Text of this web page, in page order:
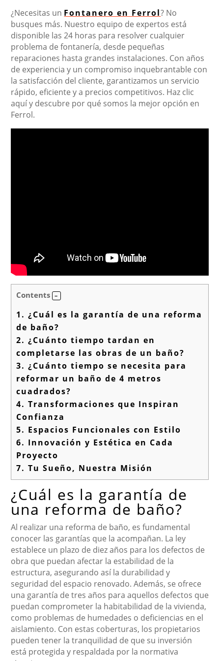
¿Necesitas un Fontanero en Ferrol? No
busques más. Nuestro equipo de expertos está
disponible las 24 horas para resolver cualquier
problema de fontanería, desde pequeñas
reparaciones hasta grandes instalaciones. Con años
de experiencia y un compromiso inquebrantable con
la satisfacción del cliente, garantizamos un servicio
rápido, eficiente y a precios competitivos. Haz clic
aquí y descubre por qué somos la mejor opción en
Ferrol.
Contents
1. ¿Cuál es la garantía de una reforma
de baño?
2. ¿Cuánto tiempo tardan en
completarse las obras de un baño?
3. ¿Cuánto tiempo se necesita para
reformar un baño de 4 metros
cuadrados?
4. Transformaciones que Inspiran
Confianza
5. Espacios Funcionales con Estilo
6. Innovación y Estética en Cada
Proyecto
7. Tu Sueño, Nuestra Misión
¿Cuál es la garantía de
una reforma de baño?
Al realizar una reforma de baño, es fundamental
conocer las garantías que la acompañan. La ley
establece un plazo de diez años para los defectos de
obra que puedan afectar la estabilidad de la
estructura, asegurando así la durabilidad y
seguridad del espacio renovado. Además, se ofrece
una garantía de tres años para aquellos defectos que
puedan comprometer la habitabilidad de la vivienda,
como problemas de humedades o deficiencias en el
aislamiento. Con estas coberturas, los propietarios
pueden tener la tranquilidad de que su inversión
está protegida y respaldada por la normativa